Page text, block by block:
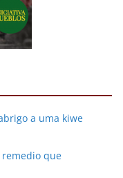
a uma kiwe
remedio que